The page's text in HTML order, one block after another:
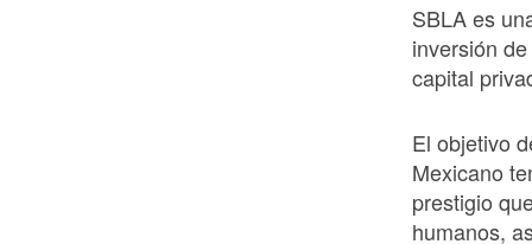
SBLA es
inversión
capital
El objetivo
Mexicano
prestigio
humanos,